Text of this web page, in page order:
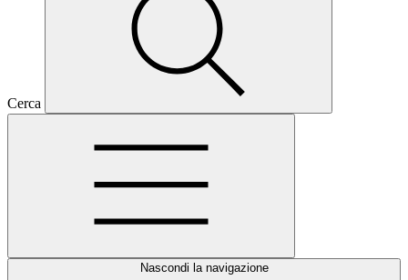
Cerca
Nascondi la navigazione